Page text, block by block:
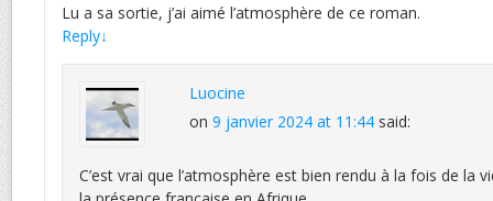
Lu a sa sortie, j’ai aimé l’atmosphère de ce roman.
Reply↓
Luocine
on 9 janvier 2024 at 11:44 said:
C’est vrai que l’atmosphère est bien rendu à la fois de la